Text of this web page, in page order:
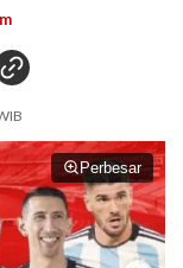
Perbesar